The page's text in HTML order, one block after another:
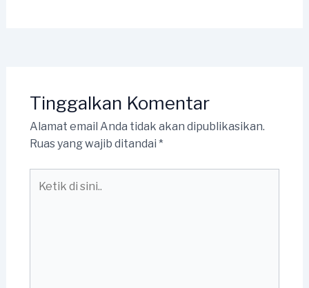
Tinggalkan Komentar
Alamat email Anda tidak akan dipublikasikan.
Ruas yang wajib ditandai *